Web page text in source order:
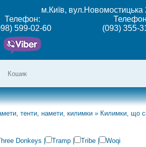
м.Київ, вул.Новомостицька
Телефон:
599-02-60
(093) 355-
Кошик
тенти, намети, килимки » Килимки, що
Donkeys Tramp Tribe
Woqi